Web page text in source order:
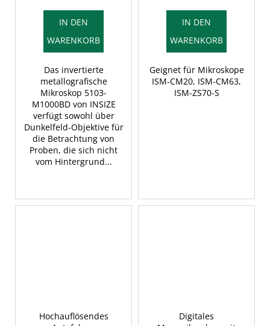
IN DEN
WARENKORB
Das invertierte
metallografische
Mikroskop 5103-
M1000BD von INSIZE
verfügt sowohl über
Dunkelfeld-Objektive für
die Betrachtung von
Proben, die sich nicht
vom Hintergrund...
IN DEN
WARENKORB
Geignet für Mikroskope
ISM-CM20, ISM-CM63,
ISM-ZS70-S
Hochauflösendes
Digitales